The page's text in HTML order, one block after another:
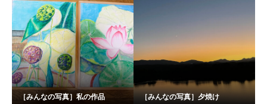
［みんなの写真］私の作品 ［みんなの写真］夕焼け